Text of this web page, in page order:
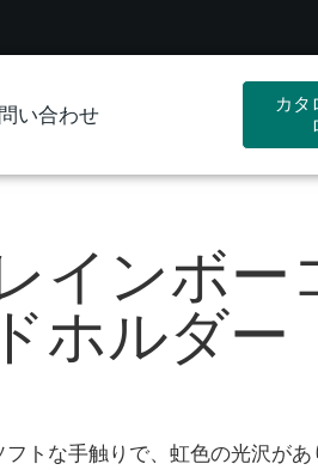
い合わせ
カタ
インボー
ホルダー
トな手触りで、虹色の光沢があ